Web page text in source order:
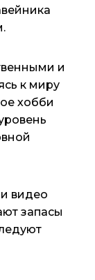
и
к миру
хобби
видео
запасы